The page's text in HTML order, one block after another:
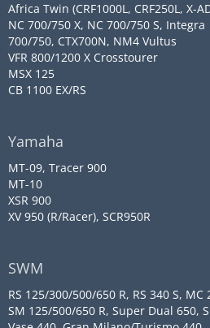
Africa Twin (CRF1000L, CRF250L, X-
NC 700/750 X, NC 700/750 S, Integra
700/750, CTX700N, NM4 Vultus
VFR 800/1200 X Crosstourer
MSX 125
CB 1100 EX/RS
Yamaha
MT-09, Tracer 900
MT-10
XSR 900
XV 950 (R/Racer), SCR950R
SWM
RS 125/300/500/650 R, RS 340 S, MC
SM 125/500/650 R, Super Dual 650,